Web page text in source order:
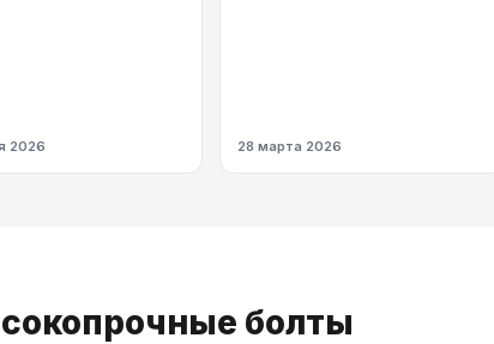
2026 28 марта 2026
болты